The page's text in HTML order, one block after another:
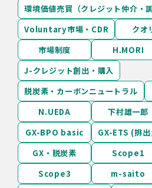
環境価値売買（クレジット仲介・調
Voluntary市場・CDR
クオ
市場制度
H.MORI
J-クレジット創出・購入
脱炭素・カーボンニュートラル
N.UEDA
下村雄一郎
GX-BPO basic
GX-ETS (排
GX・脱炭素
Scope1
Scope3
m-saito